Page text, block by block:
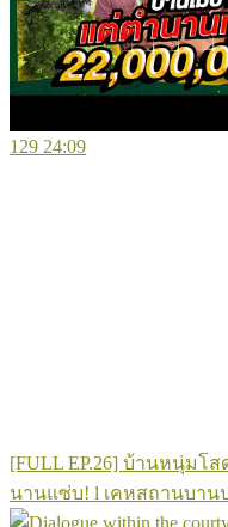
129 24:09
[FULL EP.26] บ้านหนุ่มโ
นานแซ่บ! l เคหสถานบานป